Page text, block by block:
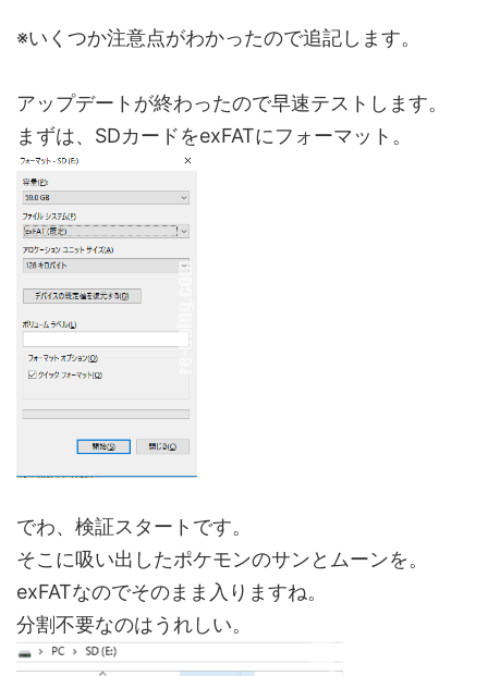
※いくつか注意点がわかったので追記します。
アップデートが終わったので早速テストします。
まずは、SDカードをexFATにフォーマット。
でわ、検証スタートです。
そこに吸い出したポケモンのサンとムーンを。
exFATなのでそのまま入りますね。
分割不要なのはうれしい。